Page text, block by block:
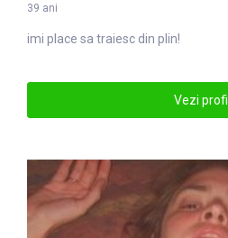
39 ani
imi place sa traiesc din plin!
Vezi profil